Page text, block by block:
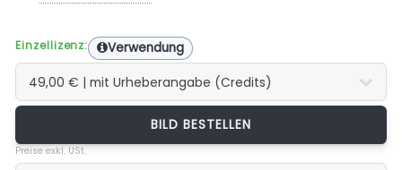
Einzellizenz: Verwendung
BILD BESTELLEN
Preise exkl. USt.